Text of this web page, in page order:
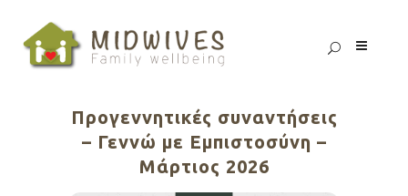
Προγεννητικές συναντήσεις
– Γεννώ με Εμπιστοσύνη –
Μάρτιος 2026